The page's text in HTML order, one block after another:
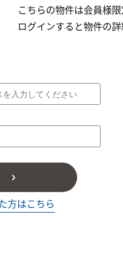
こちらの物件は会員様
ログインすると物件の
方はこちら